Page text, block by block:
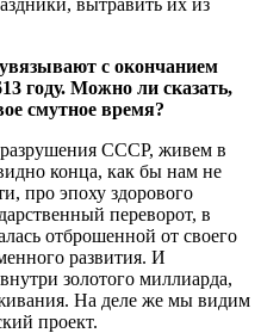
с окончанием
году. Можно ли сказать,
смутное время?
СССР, живем в
конца, как бы нам не
про эпоху здорового
переворот, в
отброшенной от своего
развития. И
золотого миллиарда,
На деле же мы видим
проект.